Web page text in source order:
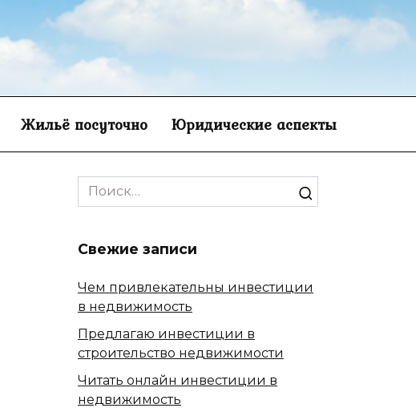
Жильё посуточно Юридические аспекты
Search
for:
Свежие записи
Чем привлекательны инвестиции
в недвижимость
Предлагаю инвестиции в
строительство недвижимости
Читать онлайн инвестиции в
недвижимость